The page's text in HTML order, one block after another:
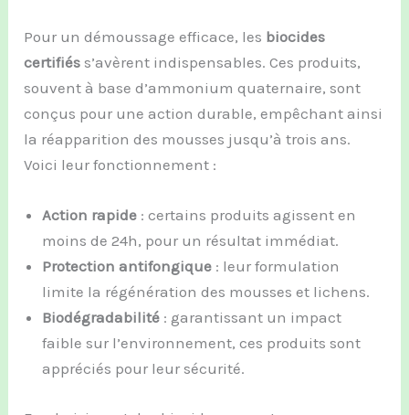
Pour un démoussage efficace, les biocides
certifiés s’avèrent indispensables. Ces produits,
souvent à base d’ammonium quaternaire, sont
conçus pour une action durable, empêchant ainsi
la réapparition des mousses jusqu’à trois ans.
Voici leur fonctionnement :
Action rapide : certains produits agissent en
moins de 24h, pour un résultat immédiat.
Protection antifongique : leur formulation
limite la régénération des mousses et lichens.
Biodégradabilité : garantissant un impact
faible sur l’environnement, ces produits sont
appréciés pour leur sécurité.